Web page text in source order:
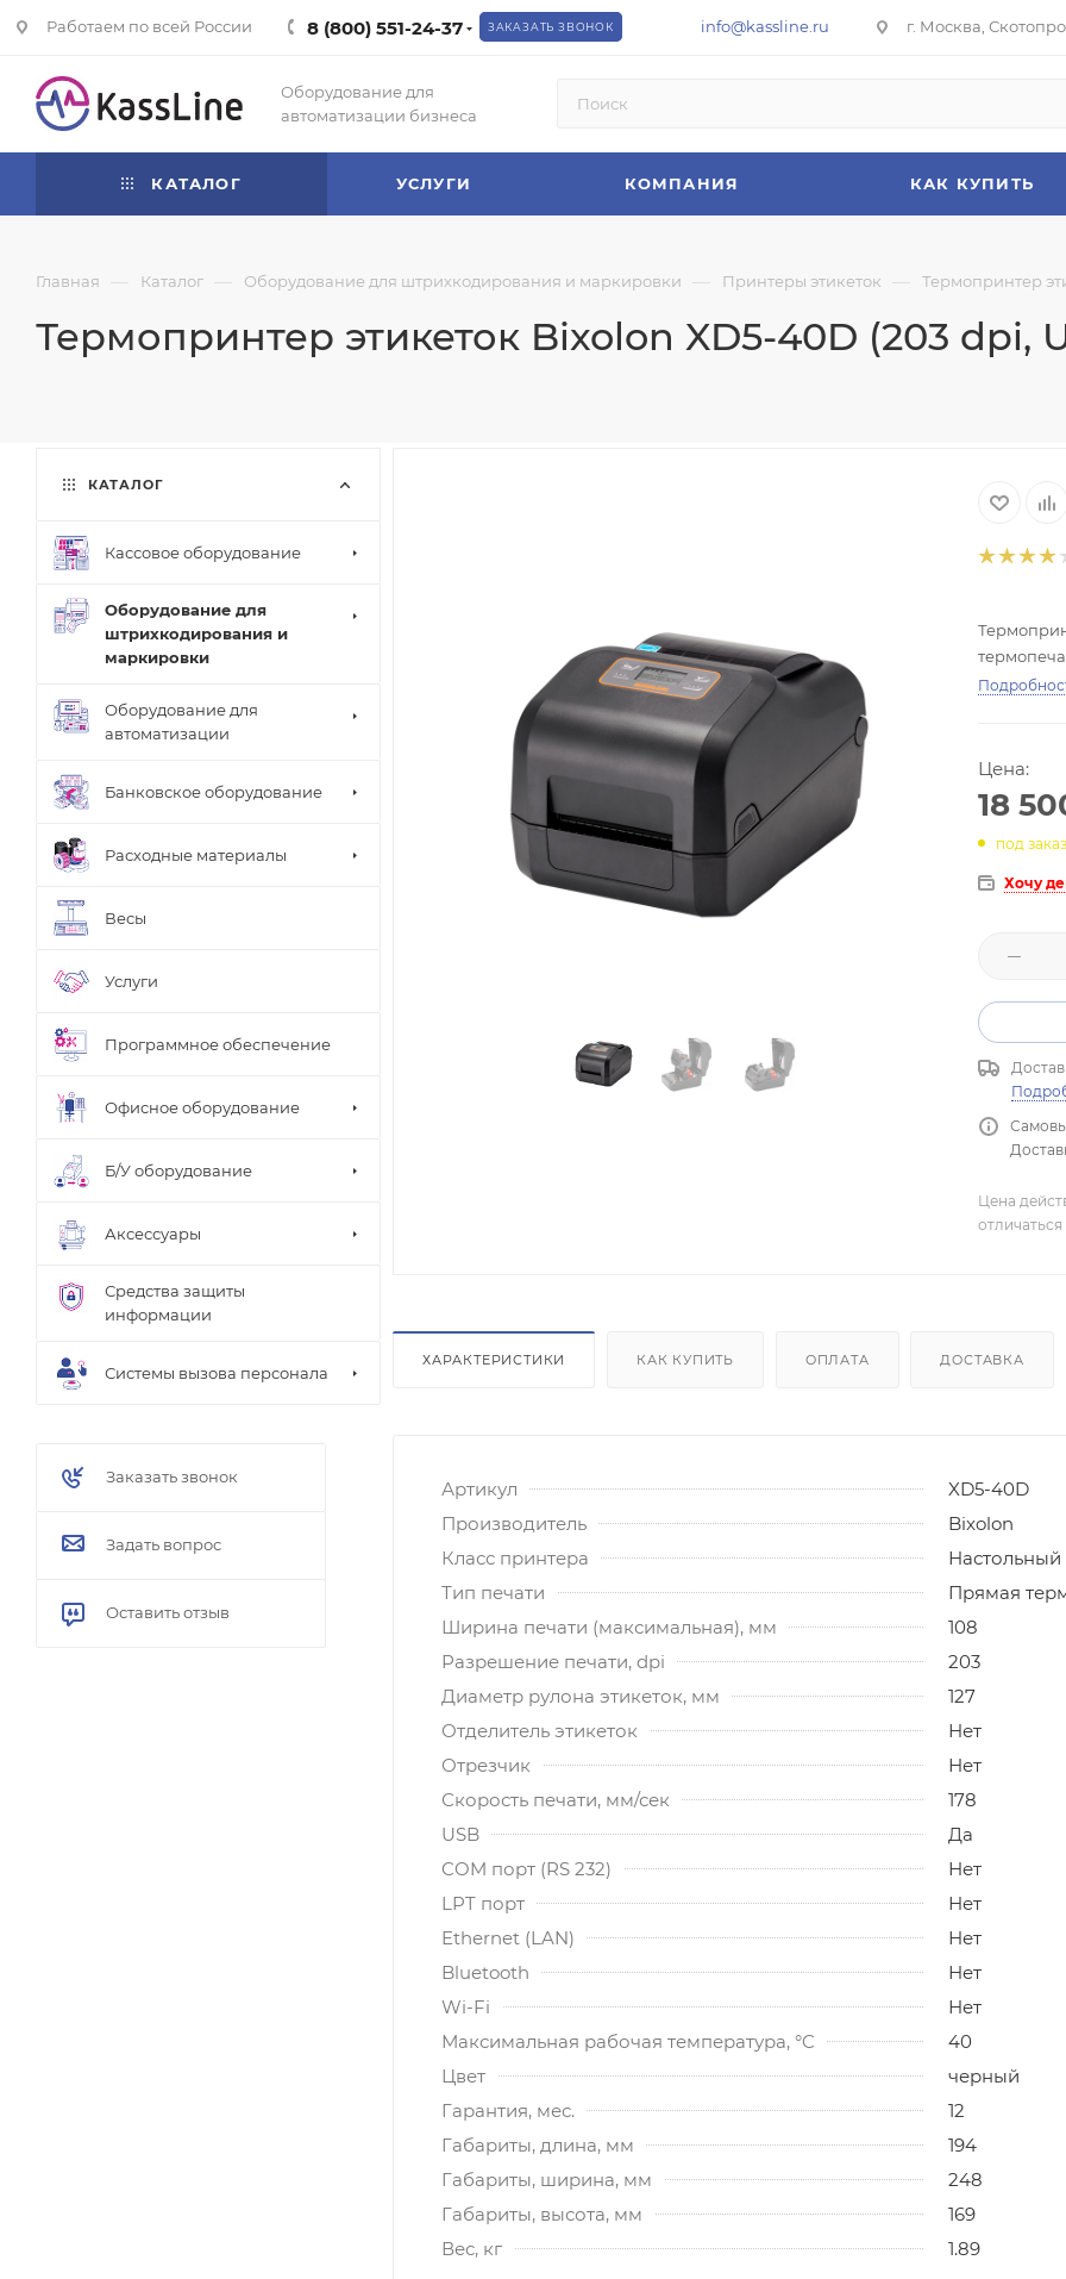
Работаем по всей России 8 (800) 551-24-37 ЗАКАЗАТЬ ЗВОНОК info@kassline.ru г. Москва,
Оборудование для
автоматизации бизнеса
КАТАЛОГ УСЛУГИ КОМПАНИЯ КАК КУПИТЬ
Главная — Каталог — Оборудование для штрихкодирования и маркировки — Принтеры этикеток — Термопринтер
Термопринтер этикеток Bixolon XD5-40D (203 dpi,
Цена:
18
под заказ
Хочу
Цена
ХАРАКТЕРИСТИКИ КАК КУПИТЬ ОПЛАТА ДОСТАВКА
Артикул
XD5-40D
Производитель
Bixolon
Класс принтера
Настольный
Тип печати
Прямая
Ширина печати (максимальная), мм
108
Разрешение печати, dpi
203
Диаметр рулона этикеток, мм
127
Отделитель этикеток
Нет
Отрезчик
Нет
Скорость печати, мм/сек
178
USB
Да
COM порт (RS 232)
Нет
LPT порт
Нет
Ethernet (LAN)
Нет
Bluetooth
Нет
Wi-Fi
Нет
Максимальная рабочая температура, °C
40
Цвет
черный
Гарантия, мес.
12
Габариты, длина, мм
194
Габариты, ширина, мм
248
Габариты, высота, мм
169
Вес, кг
1.89
КАТАЛОГ
Кассовое оборудование
Оборудование для
штрихкодирования и
маркировки
Оборудование для
автоматизации
Банковское оборудование
Расходные материалы
Весы
Услуги
Программное обеспечение
Офисное оборудование
Б/У оборудование
Аксессуары
Средства защиты
информации
Системы вызова персонала
Заказать звонок
Задать вопрос
Оставить отзыв